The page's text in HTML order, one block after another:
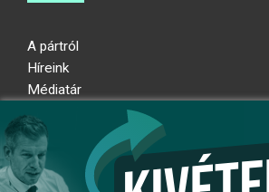
A pártról
Híreink
Médiatár
Adatkezelési nyilatkozat
Átláthatósági nyilatkozat
Ugrás az oldal tetejére